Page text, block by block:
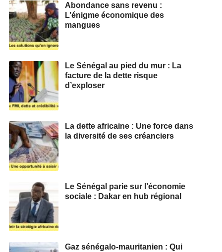
Abondance sans revenu :
L’énigme économique des
mangues
Le Sénégal au pied du mur : La
facture de la dette risque
d’exploser
La dette africaine : Une force dans
la diversité de ses créanciers
Le Sénégal parie sur l’économie
sociale : Dakar en hub régional
Gaz sénégalo-mauritanien : Qui